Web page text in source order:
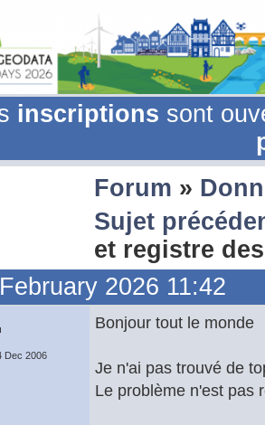
inscriptions sont
Forum »
Sujet
et registre
2026 11:42
Dec 2006
Bonjour tout le monde
Je n'ai pas trouvé de
Le problème n'est pas